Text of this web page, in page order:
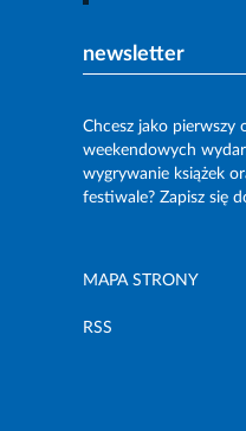
newsletter
Chcesz jako
weekendowych
wygrywanie książek
festiwale? Zapisz się
MAPA STRONY
RSS